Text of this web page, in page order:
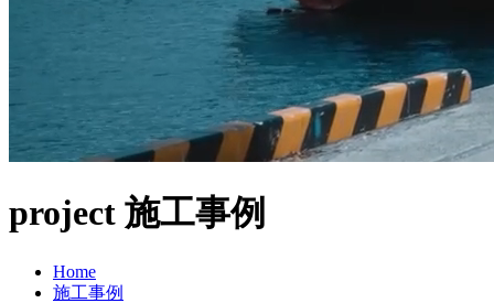
project 施工事例
Home
施工事例